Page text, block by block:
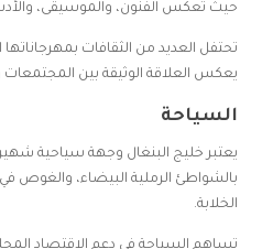
حيث تعكس الفنون، والموسيقى،
تحتفل العديد من الثقافات بمهرجاناتها
يعكس العلاقة الوثيقة بين
السياحة
يعتبر خليج البنغال وجهة سياحية
بالشواطئ الرملية البيضاء، والغوص
الخلابة.